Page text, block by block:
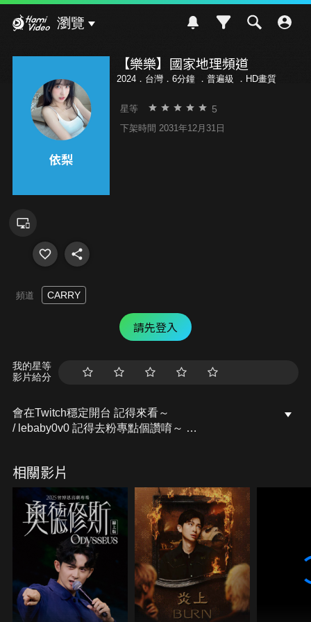
瀏覽
【樂樂】國家地理頻道
2024．台灣．6分鐘 ． 普遍級 ．HD畫質
星等 5
下架時間 2031年12月31日
頻道 CARRY
請先登入
我的星等
影片給分
會在Twitch穩定開台 記得來看～
/ lebaby0v0 記得去粉專點個讚唷～
/ lebaby0v0 Instagram：lebaby0v0
/ lebaby0v0 本頻道授權相關請洽詢：
littlefish@mesports.com.tw
若非此窗口授權，一律概不承認。
業務合作請洽：san710501@mesports.com.tw
相關影片